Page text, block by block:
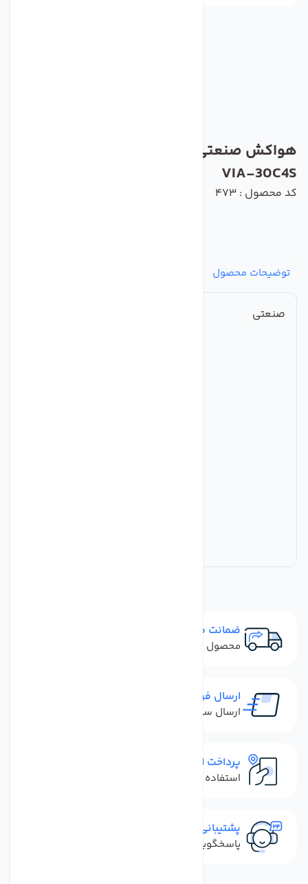
هواکش صنعتی با پروانه فلزی دمنده مدل
VIA-30C4S
کد محصول : 473
توضیحات محصول
صنعتی
ضمانت مرجوعی
محصول نباید آسیب دیده باشد
ارسال فوری
ارسال سفارش در کمترین زمان ممکن
پرداخت امن
استفاده از روش‌های پرداخت امن
پشتیبانی سریع
پاسخگویی سریع به تماس‌ها و پیام‌ها